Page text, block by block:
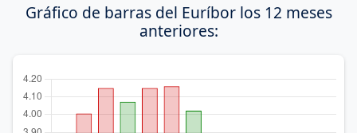
Gráfico de barras del Euríbor los 12 meses
anteriores: